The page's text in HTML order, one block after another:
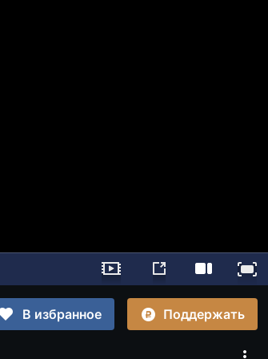
В избранное
Поддержать